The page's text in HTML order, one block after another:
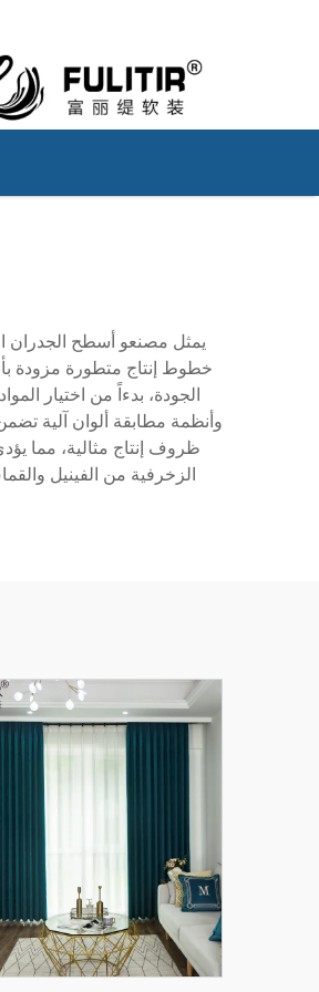
يمثل مصنعو أسطح الجدران
خطوط إنتاج متطورة مزودة
وأنظمة مطابقة ألوان آلية
ظروف إنتاج مثالية، مما
الزخرفية من الفينيل